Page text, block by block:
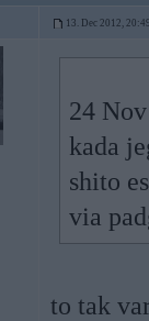
13. Dec 2012,
24
kada
shito
via
to tak